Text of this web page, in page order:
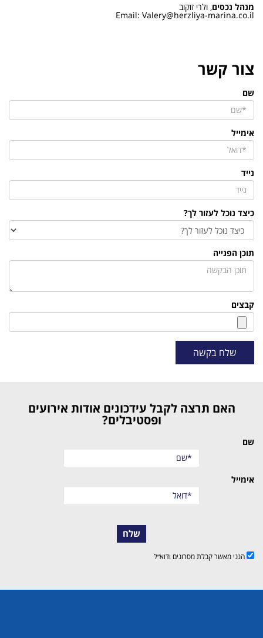
מנהל נכסים, ולרי זוקוב
Email: Valery@herzliya-marina.co.il
צור קשר
שם
אימייל
נייד
כיצד נוכל לעזור לך?
תוכן הפנייה
קבצים
שלח בקשה
האם תרצה לקבל עידכונים אודות אירועים
ופסטיבלים?
שם
אימייל
שלח
הנני מאשר קבלת מסרונים ודוא״ל